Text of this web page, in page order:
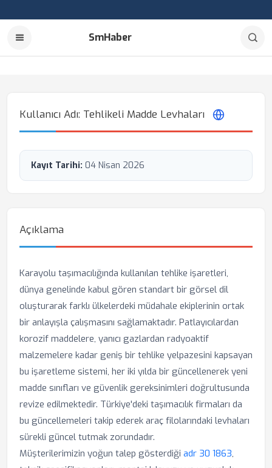
SmHaber
Kullanıcı Adı: Tehlikeli Madde Levhaları
Kayıt Tarihi: 04 Nisan 2026
Açıklama
Karayolu taşımacılığında kullanılan tehlike işaretleri,
dünya genelinde kabul gören standart bir görsel dil
oluşturarak farklı ülkelerdeki müdahale ekiplerinin ortak
bir anlayışla çalışmasını sağlamaktadır. Patlayıcılardan
korozif maddelere, yanıcı gazlardan radyoaktif
malzemelere kadar geniş bir tehlike yelpazesini kapsayan
bu işaretleme sistemi, her iki yılda bir güncellenerek yeni
madde sınıfları ve güvenlik gereksinimleri doğrultusunda
revize edilmektedir. Türkiye'deki taşımacılık firmaları da
bu güncellemeleri takip ederek araç filolarındaki levhaları
sürekli güncel tutmak zorundadır.
Müşterilerimizin yoğun talep gösterdiği adr 30 1863,